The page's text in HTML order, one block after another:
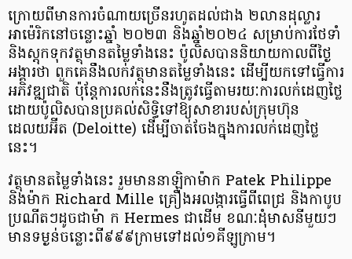
ក្រោយពីមានការចំណាយច្រើនរហូតដល់ជាង ២លានដុល្លារ
អាម៉េរិកនៅចន្លោះឆ្នាំ ២០២៣ និងឆ្នាំ២០២៤ សម្រាប់ការថែទាំ
និងស្តុកទុកវត្ថុមានតម្លៃទាំងនេះ ប៉ូលិសបាននិយាយកាលពីថ្ងៃ
អង្គារថា ពួកគេនឹងលក់វត្ថុមានតម្លៃទាំងនេះ ដើម្បីយកទៅធ្វើការ
អភិវឌ្ឍជាតិ ប៉ុន្តែការលក់នេះនឹងត្រូវធ្វើតាមរយៈការលក់ដេញថ្លៃ
ដោយប៉ូលិសបានប្រគល់សិទ្ធិទៅឱ្យសាខារបស់ក្រុមហ៊ុន
ដេលយអ៊ីត (Deloitte) ដើម្បីចាត់ចែងក្នុងការលក់ដេញថ្លៃ
នេះ។
វត្ថុមានតម្លៃទាំងនេះ រួមមាននាឡិកាម៉ាក Patek Philippe
និងម៉ាក Richard Mille គ្រឿងអលង្ការធ្វើពីពេជ្រ និងកាបូប
ប្រណីតៗដូចជាម៉ា ក Hermes ជាដើម ខណៈដុំមាសនីមួយៗ
មានទម្ងន់ចន្លោះពី៩៩៩ក្រាមទៅដល់១គីឡូក្រាម។